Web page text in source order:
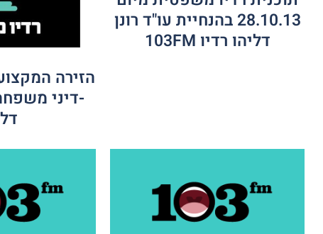
28.10.13 בהנחיית עו"ד רונן
דליהו רדיו 103FM
-דיני